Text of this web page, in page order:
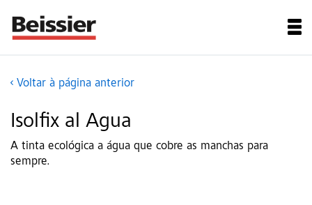
Voltar à página anterior
Isolfix al Agua
A tinta ecológica a água que cobre as manchas para
sempre.